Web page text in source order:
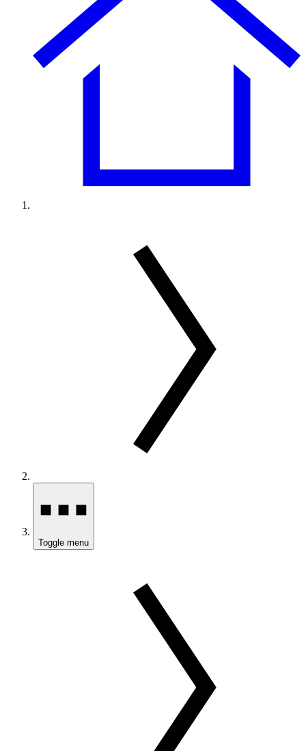
Toggle menu